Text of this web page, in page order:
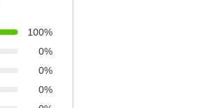
100%
0%
0%
0%